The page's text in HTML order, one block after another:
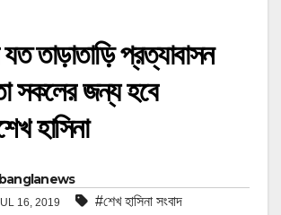
যত তাড়াতাড়ি প্রত্যাবাসন
সকলের জন্য হবে
হাসিনা
banglanews
16, 2019 #শেখ হাসিনা সংবাদ